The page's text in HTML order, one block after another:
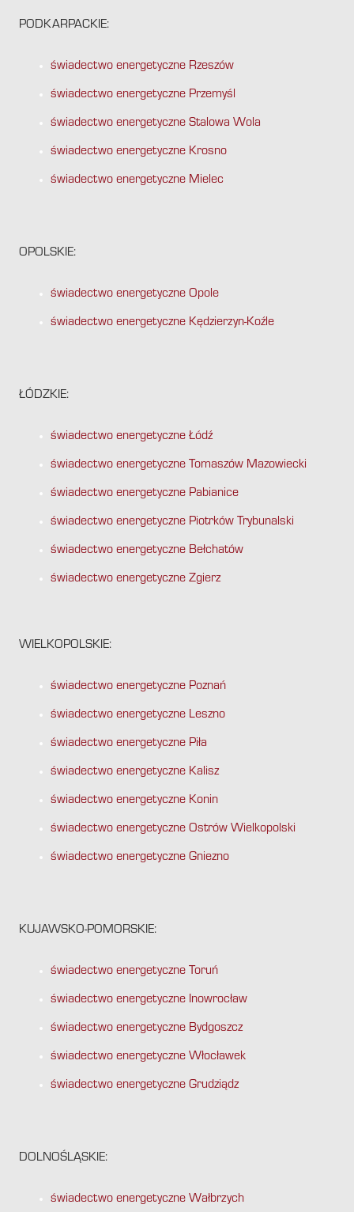
PODKARPACKIE:
świadectwo energetyczne Rzeszów
świadectwo energetyczne Przemyśl
świadectwo energetyczne Stalowa Wola
świadectwo energetyczne Krosno
świadectwo energetyczne Mielec
OPOLSKIE:
świadectwo energetyczne Opole
świadectwo energetyczne Kędzierzyn-Koźle
ŁÓDZKIE:
świadectwo energetyczne Łódź
świadectwo energetyczne Tomaszów Mazowiecki
świadectwo energetyczne Pabianice
świadectwo energetyczne Piotrków Trybunalski
świadectwo energetyczne Bełchatów
świadectwo energetyczne Zgierz
WIELKOPOLSKIE:
świadectwo energetyczne Poznań
świadectwo energetyczne Leszno
świadectwo energetyczne Piła
świadectwo energetyczne Kalisz
świadectwo energetyczne Konin
świadectwo energetyczne Ostrów Wielkopolski
świadectwo energetyczne Gniezno
KUJAWSKO-POMORSKIE:
świadectwo energetyczne Toruń
świadectwo energetyczne Inowrocław
świadectwo energetyczne Bydgoszcz
świadectwo energetyczne Włocławek
świadectwo energetyczne Grudziądz
DOLNOŚLĄSKIE:
świadectwo energetyczne Wałbrzych